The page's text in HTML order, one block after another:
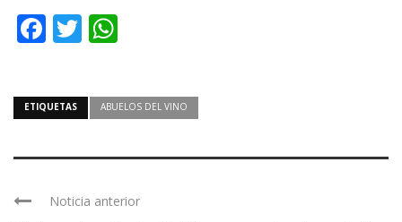
Facebook
Twitter
ETIQUETAS ABUELOS DEL VINO
Noticia anterior